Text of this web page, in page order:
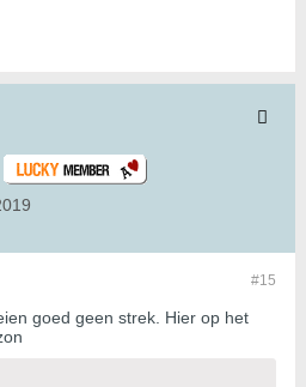
#15
goed geen strek. Hier op het